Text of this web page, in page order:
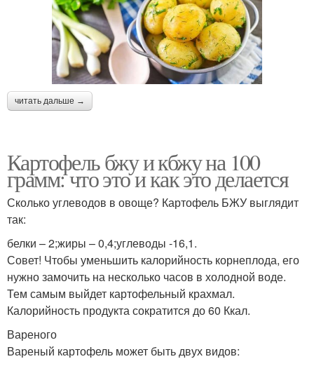
читать дальше →
Картофель бжу и кбжу на 100
грамм: что это и как это делается
Сколько углеводов в овоще? Картофель БЖУ выглядит
так:
белки – 2;жиры – 0,4;углеводы -16,1.
Совет! Чтобы уменьшить калорийность корнеплода, его
нужно замочить на несколько часов в холодной воде.
Тем самым выйдет картофельный крахмал.
Калорийность продукта сократится до 60 Ккал.
Вареного
Вареный картофель может быть двух видов: